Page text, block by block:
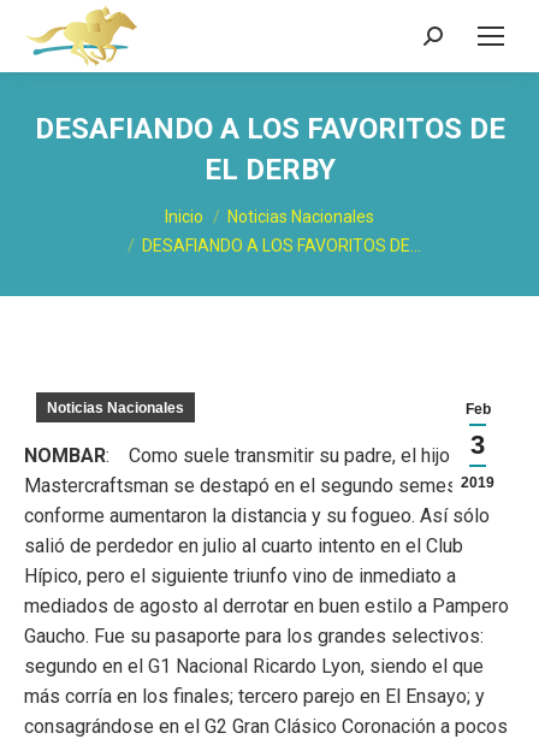
Buscar:
DESAFIANDO A LOS FAVORITOS DE
EL DERBY
Inicio
Noticias Nacionales
DESAFIANDO A LOS FAVORITOS DE…
Feb
3
2019
Noticias Nacionales
NOMBAR: Como suele transmitir su padre, el hijo de
Mastercraftsman se destapó en el segundo semestre
conforme aumentaron la distancia y su fogueo. Así sólo
salió de perdedor en julio al cuarto intento en el Club
Hípico, pero el siguiente triunfo vino de inmediato a
mediados de agosto al derrotar en buen estilo a Pampero
Gaucho. Fue su pasaporte para los grandes selectivos:
segundo en el G1 Nacional Ricardo Lyon, siendo el que
más corría en los finales; tercero parejo en El Ensayo; y
consagrándose en el G2 Gran Clásico Coronación a pocos